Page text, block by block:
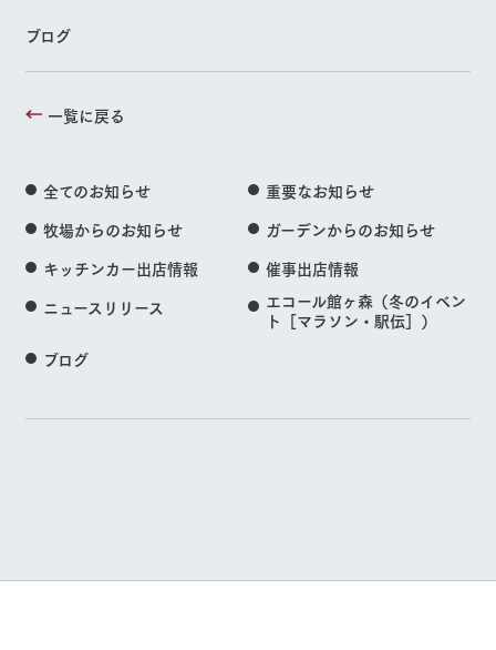
ブログ
一覧に戻る
全てのお知らせ
重要なお知らせ
牧場からのお知らせ
ガーデンからのお知らせ
キッチンカー出店情報
催事出店情報
ニュースリリース
エコール館ヶ森（冬のイベン
ト［マラソン・駅伝］）
ブログ